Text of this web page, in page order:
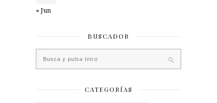
« Jun
BUSCADOR
CATEGORÍAS